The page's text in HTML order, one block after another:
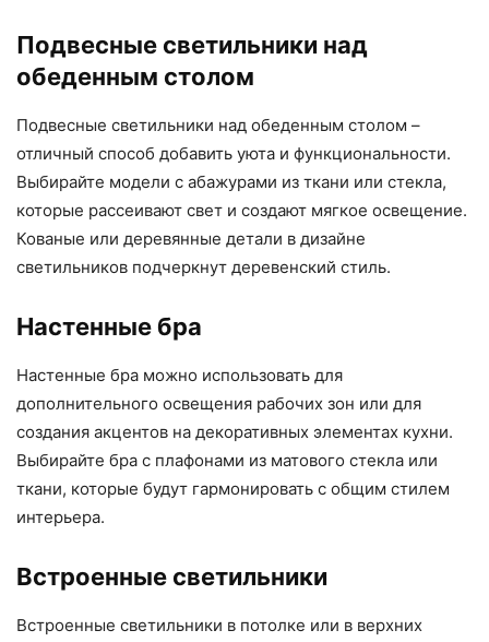
Подвесные светильники над
обеденным столом
Подвесные светильники над обеденным столом –
отличный способ добавить уюта и функциональности.
Выбирайте модели с абажурами из ткани или стекла,
которые рассеивают свет и создают мягкое освещение.
Кованые или деревянные детали в дизайне
светильников подчеркнут деревенский стиль.
Настенные бра
Настенные бра можно использовать для
дополнительного освещения рабочих зон или для
создания акцентов на декоративных элементах кухни.
Выбирайте бра с плафонами из матового стекла или
ткани, которые будут гармонировать с общим стилем
интерьера.
Встроенные светильники
Встроенные светильники в потолке или в верхних